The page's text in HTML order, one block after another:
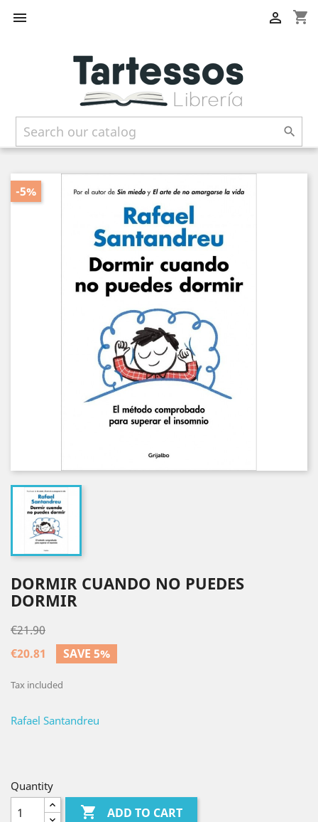
 shopping_cart


-5%
DORMIR CUANDO NO PUEDES
DORMIR
€21.90
€20.81
SAVE 5%
Tax included
Rafael Santandreu
Quantity
 ADD TO CART